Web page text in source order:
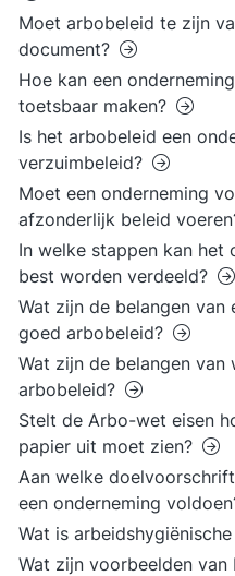
Moet arbobeleid te zijn
document?
Hoe kan een
toetsbaar maken?
Is het arbobeleid een
verzuimbeleid?
Moet een onderneming
afzonderlijk beleid
In welke stappen kan het
best worden verdeeld?
Wat zijn de belangen van
goed arbobeleid?
Wat zijn de belangen van
arbobeleid?
Stelt de Arbo-wet eisen
papier uit moet zien?
Aan welke
een onderneming
Wat is
Wat zijn voorbeelden van